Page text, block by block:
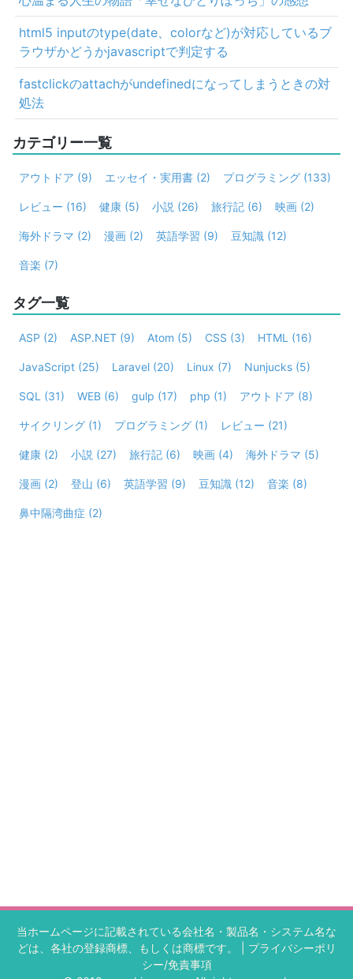
html5 inputのtype(date、colorなど)が対応しているブ
ラウザかどうかjavascriptで判定する
fastclickのattachがundefinedになってしまうときの対
処法
カテゴリー一覧
アウトドア (9) エッセイ・実用書 (2) プログラミング (133)
レビュー (16) 健康 (5) 小説 (26) 旅行記 (6) 映画 (2)
海外ドラマ (2) 漫画 (2) 英語学習 (9) 豆知識 (12)
音楽 (7)
タグ一覧
ASP (2) ASP.NET (9) Atom (5) CSS (3) HTML (16)
JavaScript (25) Laravel (20) Linux (7) Nunjucks (5)
SQL (31) WEB (6) gulp (17) php (1) アウトドア (8)
サイクリング (1) プログラミング (1) レビュー (21)
健康 (2) 小説 (27) 旅行記 (6) 映画 (4) 海外ドラマ (5)
漫画 (2) 登山 (6) 英語学習 (9) 豆知識 (12) 音楽 (8)
鼻中隔湾曲症 (2)
当ホームページに記載されている会社名・製品名・システム名な
どは、各社の登録商標、もしくは商標です。 | プライバシーポリ
シー/免責事項